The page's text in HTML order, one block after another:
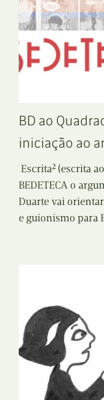
BD ao
iniciação ao
Escrita² (escrita
BEDETECA o
Duarte vai
e guionismo para